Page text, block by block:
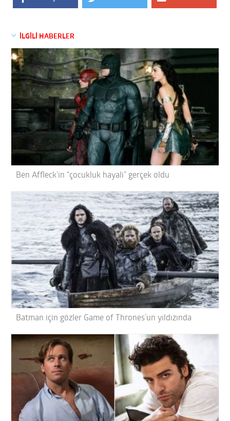
İLGİLİ HABERLER
Ben Affleck’in “çocukluk hayali” gerçek oldu
Batman için gözler Game of Thrones’un yıldızında